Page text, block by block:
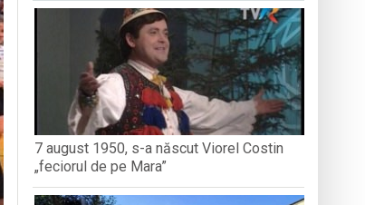
publice
7 august 1950, s-a născut Viorel Costin
„feciorul de pe Mara”